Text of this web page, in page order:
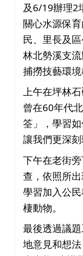
及6/19辦理2
關心水源保
民、里長及
林北勢溪支
捕撈技藝環境
上午在坪林
曾在60年代
筌」，學習
讓我們更深刻
下午在老街
查，依照所
學習加入公
棲動物。
最後透過議
地意見和想